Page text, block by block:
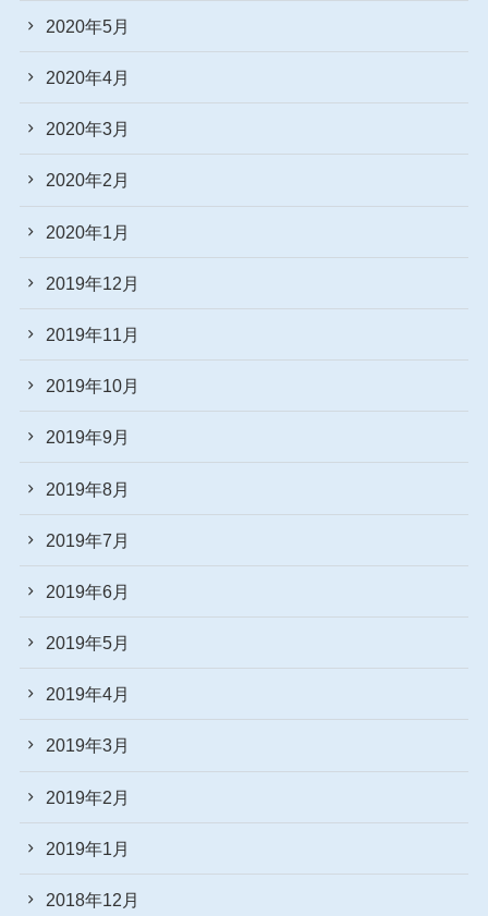
2020年5月
2020年4月
2020年3月
2020年2月
2020年1月
2019年12月
2019年11月
2019年10月
2019年9月
2019年8月
2019年7月
2019年6月
2019年5月
2019年4月
2019年3月
2019年2月
2019年1月
2018年12月